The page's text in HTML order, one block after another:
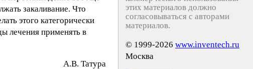
закаливание. Что
этого категорически
лечения применять в
A.B. Taтypa
этих материалов должно
согласовываться с авторами
материалов.
© 1999-2026 www.inventech.ru
Москва